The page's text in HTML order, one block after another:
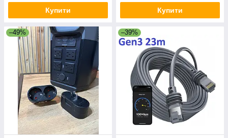
Купити Купити
–49% –39%